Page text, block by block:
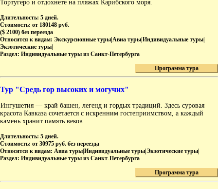
Тортугеро и отдохнете на пляжах Карибского моря.
Длительность: 5 дней.
Стоимость: от 180148 руб.
($ 2100) без переезда
Относится к видам: Экскурсионные туры|Авиа туры|Индивидуальные туры|
Экзотические туры|
Раздел: Индивидуальные туры из Санкт-Петербурга
Программа тура
Тур "Средь гор высоких и могучих"
Ингушетия — край башен, легенд и гордых традиций. Здесь суровая
красота Кавказа сочетается с искренним гостеприимством, а каждый
камень хранит память веков.
Длительность: 5 дней.
Стоимость: от 30975 руб. без переезда
Относится к видам: Авиа туры|Индивидуальные туры|Экзотические туры|
Раздел: Индивидуальные туры из Санкт-Петербурга
Программа тура